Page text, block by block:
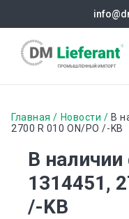
основному
Строка
навигации
Главная Новости
В
2700 R 010 ON/PO /-KB
В
1314451,
/-KB